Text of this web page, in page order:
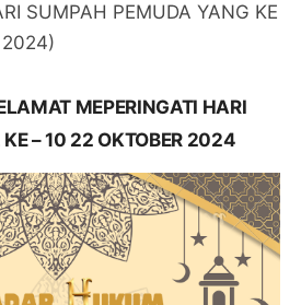
SUMPAH PEMUDA YANG KE
2024)
MEPERINGATI HARI
– 10 22 OKTOBER 2024